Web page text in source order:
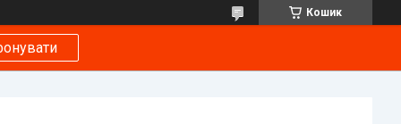
Кошик